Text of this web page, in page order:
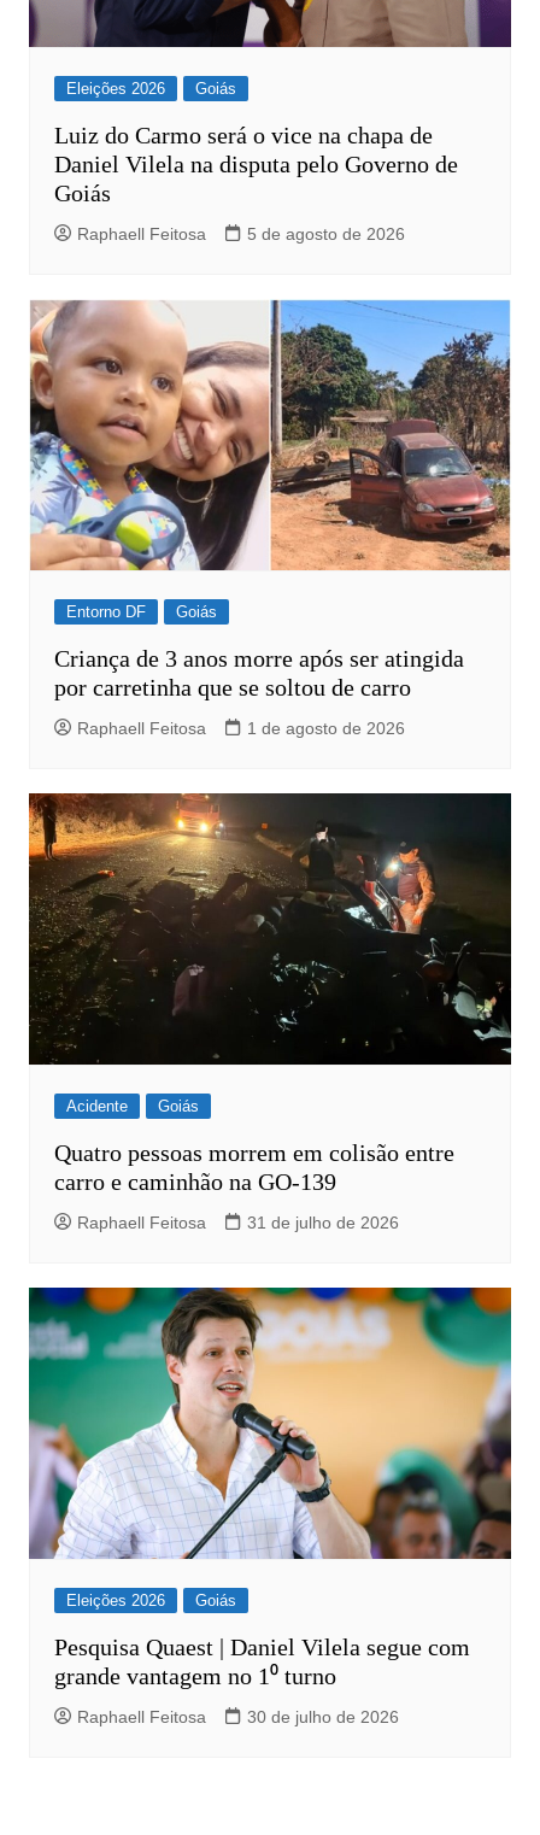
Eleições 2026 Goiás
Luiz do Carmo será o vice na chapa de
Daniel Vilela na disputa pelo Governo de
Goiás
Raphaell Feitosa 5 de agosto de 2026
Entorno DF Goiás
Criança de 3 anos morre após ser atingida
por carretinha que se soltou de carro
Raphaell Feitosa 1 de agosto de 2026
Acidente Goiás
Quatro pessoas morrem em colisão entre
carro e caminhão na GO-139
Raphaell Feitosa 31 de julho de 2026
Eleições 2026 Goiás
Pesquisa Quaest | Daniel Vilela segue com
grande vantagem no 1⁰ turno
Raphaell Feitosa 30 de julho de 2026